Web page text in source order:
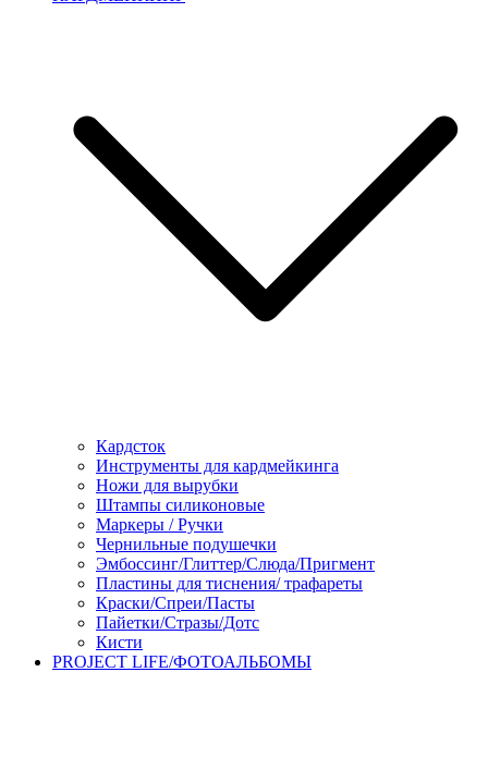
Кардсток
Инструменты для кардмейкинга
Ножи для вырубки
Штампы силиконовые
Маркеры / Ручки
Чернильные подушечки
Эмбоссинг/Глиттер/Слюда/Пригмент
Пластины для тиснения/ трафареты
Краски/Спреи/Пасты
Пайетки/Стразы/Дотс
Кисти
PROJECT LIFE/ФОТОАЛЬБОМЫ